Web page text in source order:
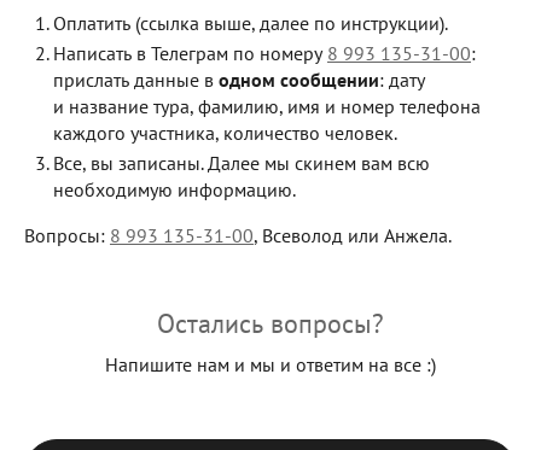
Оплатить (ссылка выше, далее по инструкции).
Написать в Телеграм по номеру 8 993 135-31-00:
прислать данные в одном сообщении: дату
и название тура, фамилию, имя и номер телефона
каждого участника, количество человек.
Все, вы записаны. Далее мы скинем вам всю
необходимую информацию.
Вопросы: 8 993 135-31-00, Всеволод или Анжела.
Остались вопросы?
Напишите нам и мы и ответим на все :)